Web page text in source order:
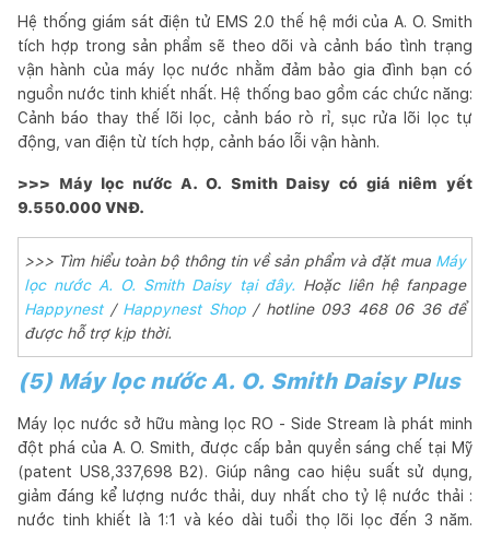
Hệ thống giám sát điện tử EMS 2.0 thế hệ mới của A. O. Smith
tích hợp trong sản phẩm sẽ theo dõi và cảnh báo tình trạng
vận hành của máy lọc nước nhằm đảm bảo gia đình bạn có
nguồn nước tinh khiết nhất. Hệ thống bao gồm các chức năng:
Cảnh báo thay thế lõi lọc, cảnh báo rò rỉ, sục rửa lõi lọc tự
động, van điện từ tích hợp, cảnh báo lỗi vận hành.
>>> Máy lọc nước A. O. Smith Daisy có giá niêm yết
9.550.000 VNĐ.
>>> Tìm hiểu toàn bộ thông tin về sản phẩm và đặt mua Máy
lọc nước A. O. Smith Daisy tại đây. Hoặc liên hệ fanpage
Happynest/ Happynest Shop/ hotline 093 468 06 36 để
được hỗ trợ kịp thời.
(5) Máy lọc nước A. O. Smith Daisy Plus
Máy lọc nước sở hữu màng lọc RO - Side Stream là phát minh
đột phá của A. O. Smith, được cấp bản quyền sáng chế tại Mỹ
(patent US8,337,698 B2). Giúp nâng cao hiệu suất sử dụng,
giảm đáng kể lượng nước thải, duy nhất cho tỷ lệ nước thải :
nước tinh khiết là 1:1 và kéo dài tuổi thọ lõi lọc đến 3 năm.